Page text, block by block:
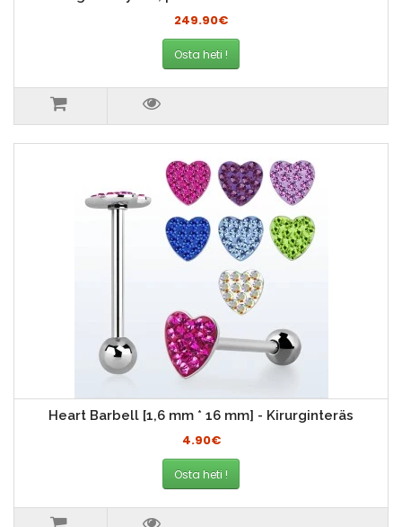
249.90€
Osta heti !
Heart Barbell [1,6 mm * 16 mm] - Kirurginteräs
4.90€
Osta heti !